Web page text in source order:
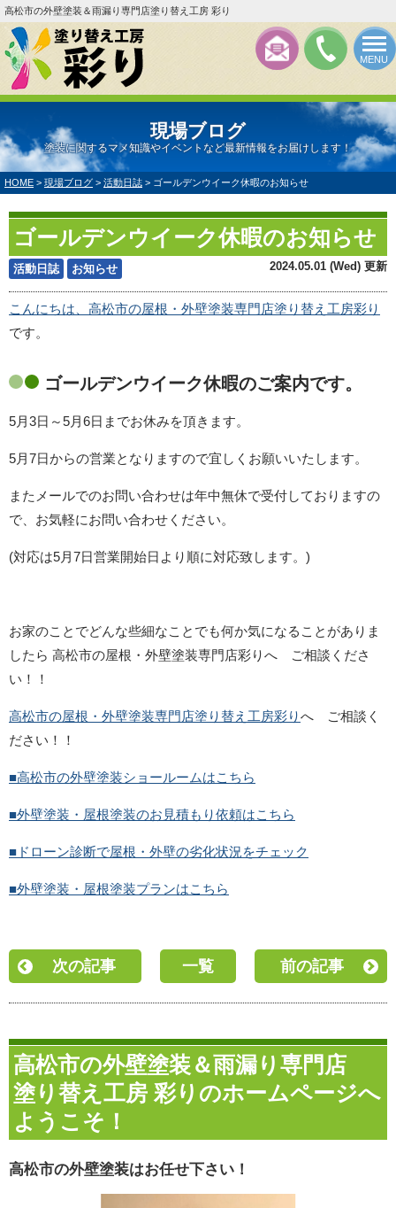
MENU
高松市の外壁塗装＆雨漏り専門店塗り替え工房 彩り
現場ブログ
塗装に関するマメ知識やイベントなど最新情報をお届けします！
HOME > 現場ブログ > 活動日誌 > ゴールデンウイーク休暇のお知らせ
ゴールデンウイーク休暇のお知らせ
活動日誌 お知らせ 2024.05.01 (Wed) 更新
こんにちは、高松市の屋根・外壁塗装専門店塗り替え工房彩り
です。
ゴールデンウイーク休暇のご案内です。
5月3日～5月6日までお休みを頂きます。
5月7日からの営業となりますので宜しくお願いいたします。
またメールでのお問い合わせは年中無休で受付しておりますの
で、お気軽にお問い合わせください。
(対応は5月7日営業開始日より順に対応致します。)
お家のことでどんな些細なことでも何か気になることがありま
したら 高松市の屋根・外壁塗装専門店彩りへ ご相談くださ
い！！
高松市の屋根・外壁塗装専門店塗り替え工房彩りへ ご相談く
ださい！！
■高松市の外壁塗装ショールームはこちら
■外壁塗装・屋根塗装のお見積もり依頼はこちら
■ドローン診断で屋根・外壁の劣化状況をチェック
■外壁塗装・屋根塗装プランはこちら
次の記事 一覧 前の記事
高松市の外壁塗装＆雨漏り専門店
塗り替え工房 彩りのホームページへ
ようこそ！
高松市の外壁塗装はお任せ下さい！